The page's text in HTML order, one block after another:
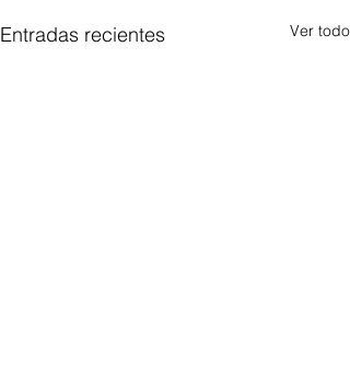
Entradas recientes Ver todo